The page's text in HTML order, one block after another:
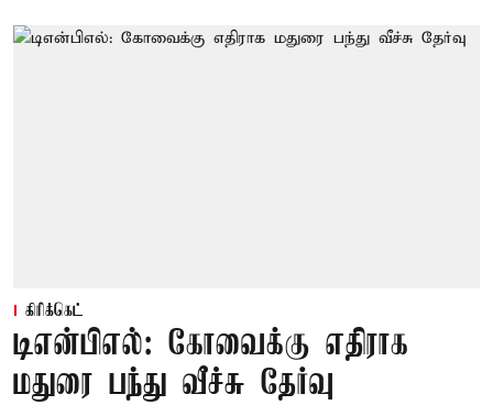
கிரிக்கெட்
டிஎன்பிஎல்: கோவைக்கு எதிராக
மதுரை பந்து வீச்சு தேர்வு